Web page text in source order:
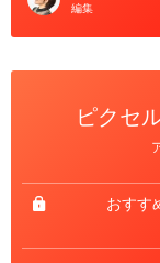
編集
ピクセ
リ
ー
おすす